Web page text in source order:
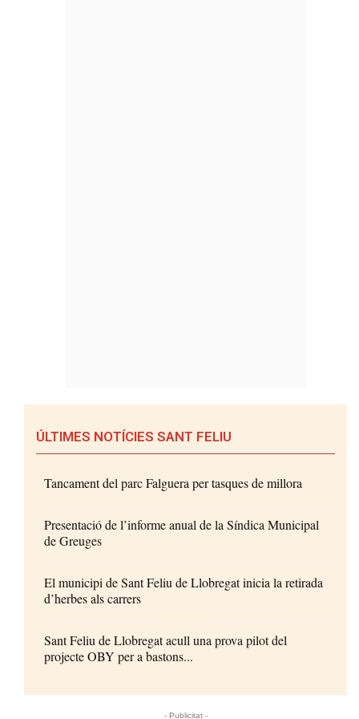
ÚLTIMES NOTÍCIES SANT FELIU
Tancament del parc Falguera per tasques de millora
Presentació de l’informe anual de la Síndica Municipal
de Greuges
El municipi de Sant Feliu de Llobregat inicia la retirada
d’herbes als carrers
Sant Feliu de Llobregat acull una prova pilot del
projecte OBY per a bastons...
- Publicitat -